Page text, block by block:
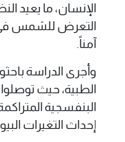
الإنسان، ما يعيد
التعرض للشمس في
آمناً.
وأجرى الدراسة
الطبية، حيث
البنفسجية
إحداث التغيرات